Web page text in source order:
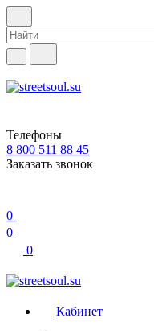
Телефоны
8 800 511 88 45
Заказать звонок
0
0
0
Кабинет